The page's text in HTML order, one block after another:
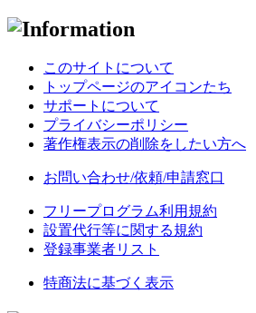
このサイトについて
トップページのアイコンたち
サポートについて
プライバシーポリシー
著作権表示の削除をしたい方へ
お問い合わせ/依頼/申請窓口
フリープログラム利用規約
設置代行等に関する規約
登録事業者リスト
特商法に基づく表示